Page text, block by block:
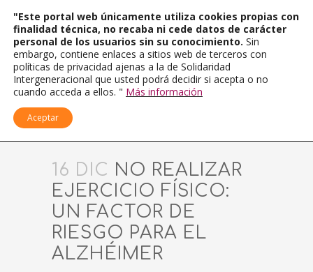
16 DIC NO REALIZAR
EJERCICIO FÍSICO:
UN FACTOR DE
RIESGO PARA EL
ALZHÉIMER
"Este portal web únicamente utiliza cookies propias con
finalidad técnica, no recaba ni cede datos de carácter
personal de los usuarios sin su conocimiento. Sin
embargo, contiene enlaces a sitios web de terceros con
políticas de privacidad ajenas a la de Solidaridad
Intergeneracional que usted podrá decidir si acepta o no
cuando acceda a ellos. " Más información
Aceptar